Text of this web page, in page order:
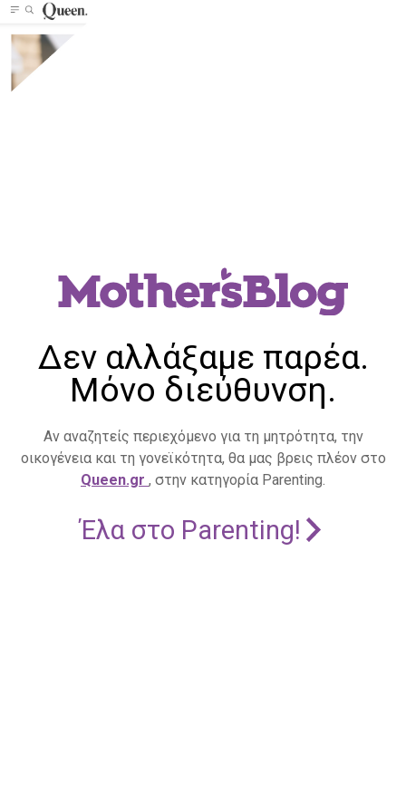
Δεν αλλάξαμε παρέα.
Μόνο διεύθυνση.
Αν αναζητείς περιεχόμενο για τη μητρότητα, την
οικογένεια και τη γονεϊκότητα, θα μας βρεις πλέον στο
Queen.gr , στην κατηγορία Parenting.
Έλα στο Parenting!